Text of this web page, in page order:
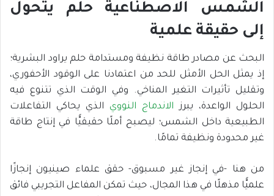
الشمس الاصطناعية حلم يتحول
إلى حقيقة علمية
البحث عن مصادر طاقة نظيفة ومستدامة حلم يراود البشرية؛
إذ يمثل الحل الأمثل للحد من اعتمادنا على الوقود الأحفوري،
وتقليل تأثيرات التغير المناخي. وفي الوقت الذي تتنوع فيه
الحلول الواعدة، يبرز الاندماج النووي الذي يحاكي التفاعلات
الطبيعية داخل الشمس؛ ليصبح أملًا حقيقيًّا في إنتاج طاقة
غير محدودة ونظيفة تمامًا.
من هنا -في إنجاز غير مسبوق- حقق علماء صينيون إنجازًا
علميًّا مذهلًا في هذا المجال، حيث تمكن المفاعل التجريبي فائق